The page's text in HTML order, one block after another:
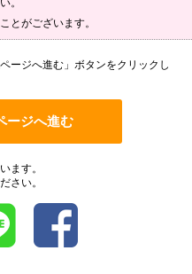
とがございます。
ージへ進む」ボタンをクリックし
ます。
さい。